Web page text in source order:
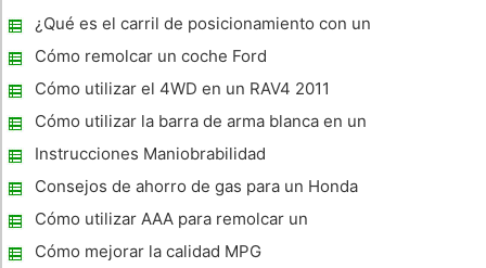
kilometraje , tenemos que cambiar algunos de nuestros
hábitos. Pru
¿Qué es el carril de posicionamiento con un
coche ?
Cómo remolcar un coche Ford
Cómo utilizar el 4WD en un RAV4 2011
Cómo utilizar la barra de arma blanca en un
Tractor
Instrucciones Maniobrabilidad
Consejos de ahorro de gas para un Honda
Civic
Cómo utilizar AAA para remolcar un
vehículo
Cómo mejorar la calidad MPG